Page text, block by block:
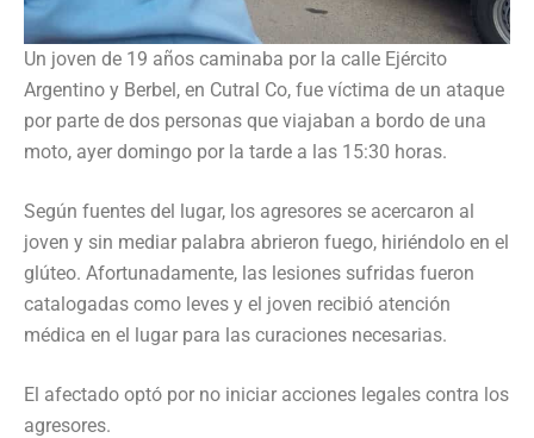
Un joven de 19 años caminaba por la calle Ejército
Argentino y Berbel, en Cutral Co, fue víctima de un ataque
por parte de dos personas que viajaban a bordo de una
moto, ayer domingo por la tarde a las 15:30 horas.
Según fuentes del lugar, los agresores se acercaron al
joven y sin mediar palabra abrieron fuego, hiriéndolo en el
glúteo. Afortunadamente, las lesiones sufridas fueron
catalogadas como leves y el joven recibió atención
médica en el lugar para las curaciones necesarias.
El afectado optó por no iniciar acciones legales contra los
agresores.